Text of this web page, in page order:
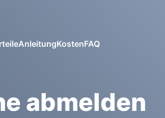
AnleitungKostenFAQ
abmelden